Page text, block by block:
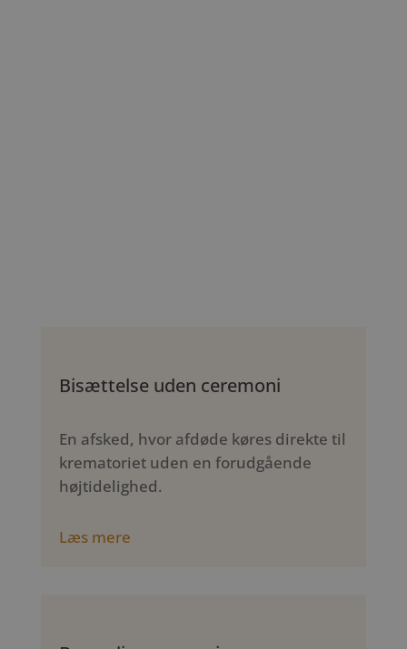
Bisættelse uden ceremoni
En afsked, hvor afdøde køres direkte til
krematoriet uden en forudgående
højtidelighed.
Læs mere